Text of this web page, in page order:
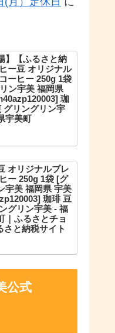
】【ふるさと納
ー豆 オリジナル
ーヒー 250g 1袋
ン宇美 福岡県
珈
グリングリン宇
宇美町
ド コーヒー 250g 1袋
オリジナルブレ
ー 250g 1袋 [グ
宇美 福岡県 宇美
珈琲 豆
グリン宇美 - 福
｜ふるさとチョ
さと納税サイト
と納税No.1サイト
たうえで、あなたが
域に簡単・便利にふ
寄付ができます。
公式